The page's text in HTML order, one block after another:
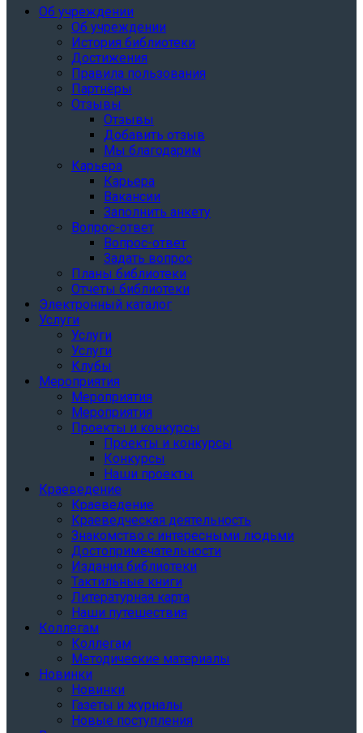
Об учреждении
Об учреждении
История библиотеки
Достижения
Правила пользования
Партнёры
Отзывы
Отзывы
Добавить отзыв
Мы благодарим
Карьера
Карьера
Вакансии
Заполнить анкету
Вопрос-ответ
Вопрос-ответ
Задать вопрос
Планы библиотеки
Отчеты библиотеки
Электронный каталог
Услуги
Услуги
Услуги
Клубы
Мероприятия
Мероприятия
Мероприятия
Проекты и конкурсы
Проекты и конкурсы
Конкурсы
Наши проекты
Краеведение
Краеведение
Краеведческая деятельность
Знакомство с интересными людьми
Достопримечательности
Издания библиотеки
Тактильные книги
Литературная карта
Наши путешествия
Коллегам
Коллегам
Методические материалы
Новинки
Новинки
Газеты и журналы
Новые поступления